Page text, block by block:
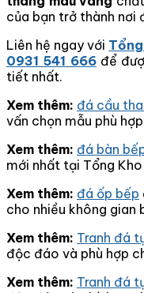
của bạn trở thành nơi
Liên hệ ngay với
0931 541 666để
tiết nhất.
Xem thêm: đá cầu
vấn chọn mẫu phù
Xem thêm: đá bàn
mới nhất tại Tổng
Xem thêm: đá ốp bếp
cho nhiều không gian
Xem thêm: Tranh đá
độc đáo và phù hợp
Xem thêm: Tranh đá